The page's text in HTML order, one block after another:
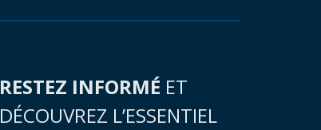
RESTEZ INFORMÉ ET
DÉCOUVREZ L’ESSENTIEL